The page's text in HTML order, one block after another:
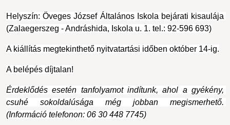
Helyszín: Öveges József Általános Iskola bejárati kisaulája
(Zalaegerszeg - Andráshida, Iskola u. 1. tel.: 92-596 693)
A kiállítás megtekinthető nyitvatartási időben október 14-ig.
A belépés díjtalan!
Érdeklődés esetén tanfolyamot indítunk, ahol a gyékény,
csuhé sokoldalúsága még jobban megismerhető.
(Információ telefonon: 06 30 448 7745)